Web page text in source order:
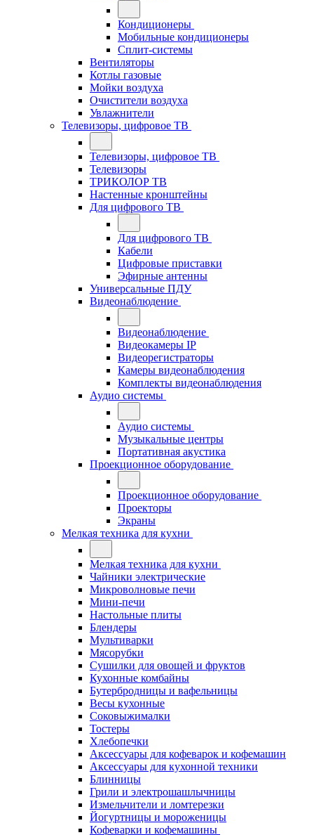
Кондиционеры
Мобильные кондиционеры
Сплит-системы
Вентиляторы
Котлы газовые
Мойки воздуха
Очистители воздуха
Увлажнители
Телевизоры, цифровое ТВ
Телевизоры, цифровое ТВ
Телевизоры
ТРИКОЛОР ТВ
Настенные кронштейны
Для цифрового ТВ
Для цифрового ТВ
Кабели
Цифровые приставки
Эфирные антенны
Универсальные ПДУ
Видеонаблюдение
Видеонаблюдение
Видеокамеры IP
Видеорегистраторы
Камеры видеонаблюдения
Комплекты видеонаблюдения
Аудио системы
Аудио системы
Музыкальные центры
Портативная акустика
Проекционное оборудование
Проекционное оборудование
Проекторы
Экраны
Мелкая техника для кухни
Мелкая техника для кухни
Чайники электрические
Микроволновые печи
Мини-печи
Настольные плиты
Блендеры
Мультиварки
Мясорубки
Сушилки для овощей и фруктов
Кухонные комбайны
Бутербродницы и вафельницы
Весы кухонные
Соковыжималки
Тостеры
Хлебопечки
Аксессуары для кофеварок и кофемашин
Аксессуары для кухонной техники
Блинницы
Грили и электрошашлычницы
Измельчители и ломтерезки
Йогуртницы и мороженицы
Кофеварки и кофемашины